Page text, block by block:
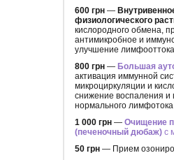
600 грн —
физиологического
кислородного обмена,
антимикробное и
улучшение
800 грн — Большая
активация иммунной
микроциркуляции и
снижение воспаления и
нормального лимфотока
1 000 грн — Очищение
(печеночный дюбаж) с
50 грн — Прием